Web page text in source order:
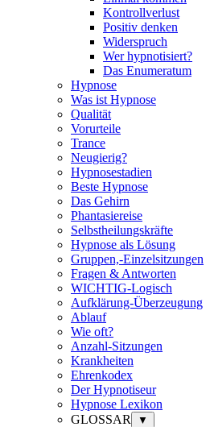
Kontrollverlust
Positiv denken
Widerspruch
Wer hypnotisiert?
Das Enumeratum
Hypnose
Was ist Hypnose
Qualität
Vorurteile
Trance
Neugierig?
Hypnosestadien
Beste Hypnose
Das Gehirn
Phantasiereise
Selbstheilungskräfte
Hypnose als Lösung
Gruppen,-Einzelsitzungen
Fragen & Antworten
WICHTIG-Logisch
Aufklärung-Überzeugung
Ablauf
Wie oft?
Anzahl-Sitzungen
Krankheiten
Ehrenkodex
Der Hypnotiseur
Hypnose Lexikon
GLOSSAR
▼